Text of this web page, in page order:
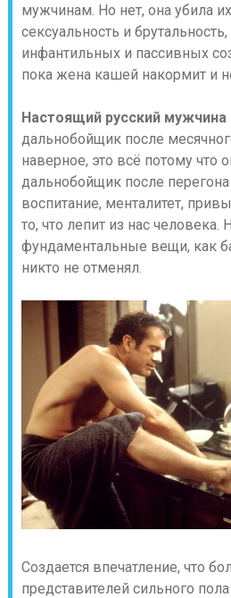
мужчинам. Но нет, она убила
сексуальность и
инфантильных и пассивных
пока жена кашей накормит и
Настоящий русский мужчина
дальнобойщик после
наверное, это всё потому что
дальнобойщик после
воспитание, менталитет,
то, что лепит из нас человека.
фундаментальные вещи, как
никто не отменял.
Создается впечатление, что
представителей сильного